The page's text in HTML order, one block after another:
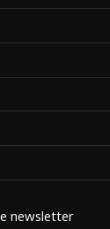
newsletter